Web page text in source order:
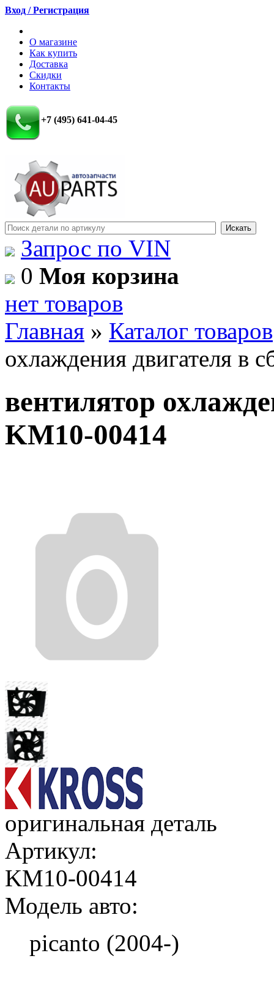
Вход / Регистрация
О магазине
Как купить
Доставка
Скидки
Контакты
+7 (495) 641-04-45
Запрос по VIN
0 Моя корзина
нет товаров
Главная » Каталог товаров
охлаждения двигателя в
вентилятор
KM10-00414
оригинальная деталь
Артикул:
KM10-00414
Модель авто:
picanto (2004-)